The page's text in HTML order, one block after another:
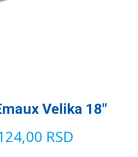
Velika 18″
RSD